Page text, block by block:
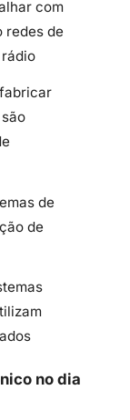
com
redes de
de
de
no dia